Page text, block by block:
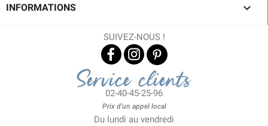
INFORMATIONS 
SUIVEZ-NOUS !
Service clients
02-40-45-25-96
Prix d'un appel local
Du lundi au vendredi